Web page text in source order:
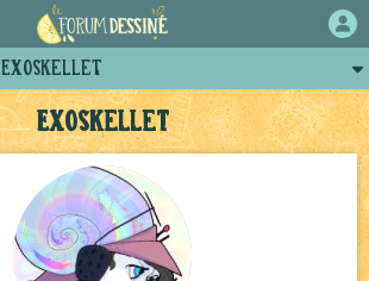
Exoskellet
Exoskellet
Posts d'Exoskellet
Arènes d'Exoskellet
Projets collectifs d'Exoskellet